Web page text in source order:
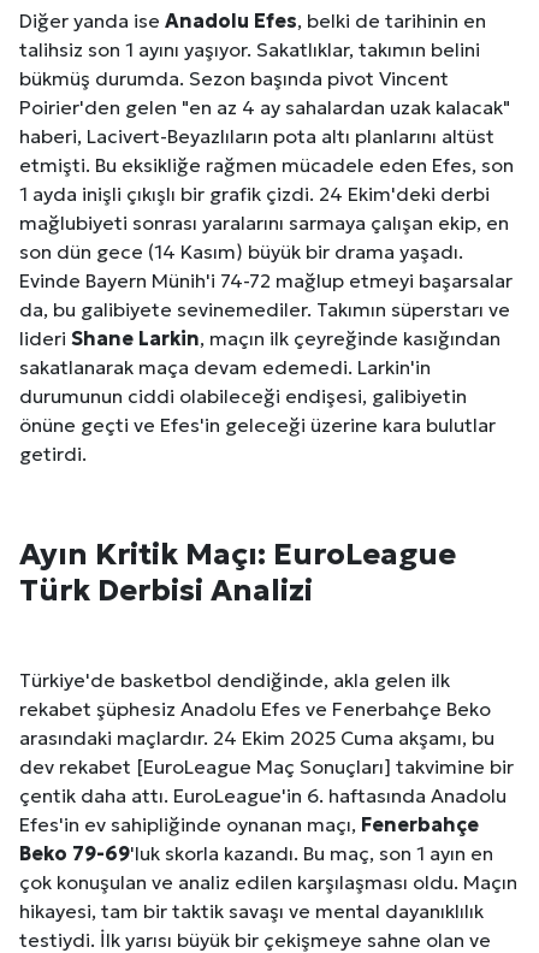
Diğer yanda ise Anadolu Efes, belki de tarihinin en
talihsiz son 1 ayını yaşıyor. Sakatlıklar, takımın belini
bükmüş durumda. Sezon başında pivot Vincent
Poirier'den gelen "en az 4 ay sahalardan uzak kalacak"
haberi, Lacivert-Beyazlıların pota altı planlarını altüst
etmişti. Bu eksikliğe rağmen mücadele eden Efes, son
1 ayda inişli çıkışlı bir grafik çizdi. 24 Ekim'deki derbi
mağlubiyeti sonrası yaralarını sarmaya çalışan ekip, en
son dün gece (14 Kasım) büyük bir drama yaşadı.
Evinde Bayern Münih'i 74-72 mağlup etmeyi başarsalar
da, bu galibiyete sevinemediler. Takımın süperstarı ve
lideri Shane Larkin, maçın ilk çeyreğinde kasığından
sakatlanarak maça devam edemedi. Larkin'in
durumunun ciddi olabileceği endişesi, galibiyetin
önüne geçti ve Efes'in geleceği üzerine kara bulutlar
getirdi.
Ayın Kritik Maçı: EuroLeague
Türk Derbisi Analizi
Türkiye'de basketbol dendiğinde, akla gelen ilk
rekabet şüphesiz Anadolu Efes ve Fenerbahçe Beko
arasındaki maçlardır. 24 Ekim 2025 Cuma akşamı, bu
dev rekabet [EuroLeague Maç Sonuçları] takvimine bir
çentik daha attı. EuroLeague'in 6. haftasında Anadolu
Efes'in ev sahipliğinde oynanan maçı, Fenerbahçe
Beko 79-69'luk skorla kazandı. Bu maç, son 1 ayın en
çok konuşulan ve analiz edilen karşılaşması oldu. Maçın
hikayesi, tam bir taktik savaşı ve mental dayanıklılık
testiydi. İlk yarısı büyük bir çekişmeye sahne olan ve